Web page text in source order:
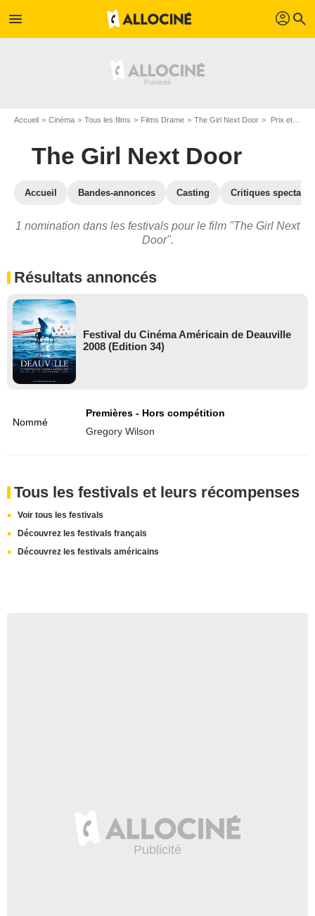
menu profil search
Accueil Cinéma Tous les films Films Drame The Girl Next Door Prix et nominations pour The Girl Next Door
The Girl Next Door
Accueil Bandes-annonces Casting Critiques
1 nomination dans les festivals pour le film "The Girl Next
Door".
Résultats annoncés
Festival du Cinéma Américain de Deauville
2008 (Edition 34)
Nommé
Premières - Hors compétition
Gregory Wilson
Tous les festivals et leurs récompenses
Voir tous les festivals
Découvrez les festivals français
Découvrez les festivals américains